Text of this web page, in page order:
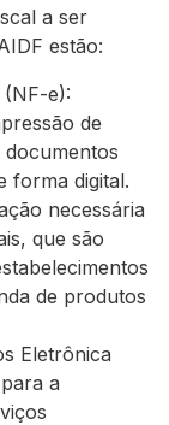
a ser
estão:
e):
de
documentos
forma digital.
necessária
que são
de produtos
Eletrônica
a